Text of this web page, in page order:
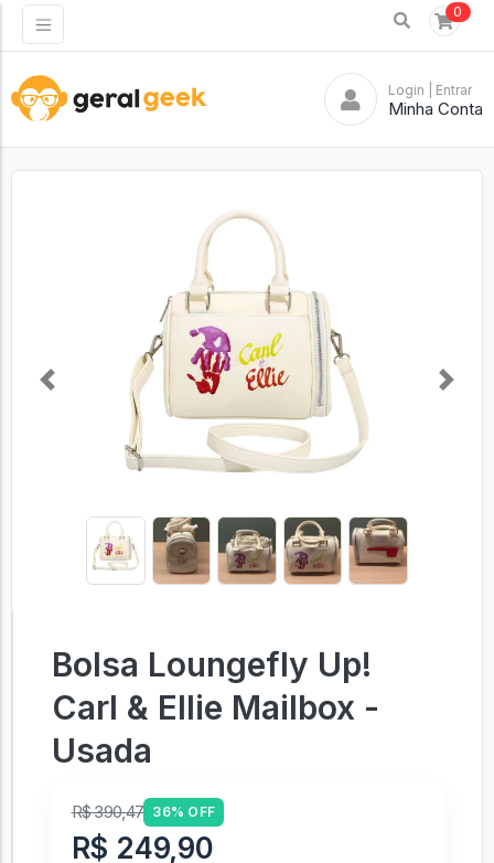
0
Login | Entrar
Minha Conta
Previous Next
Bolsa Loungefly Up!
Carl & Ellie Mailbox -
Usada
R$ 390,47 36% OFF
R$ 249,90